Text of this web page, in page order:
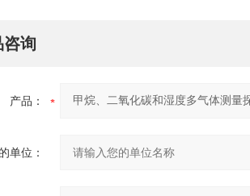
咨询
产品：
单位：